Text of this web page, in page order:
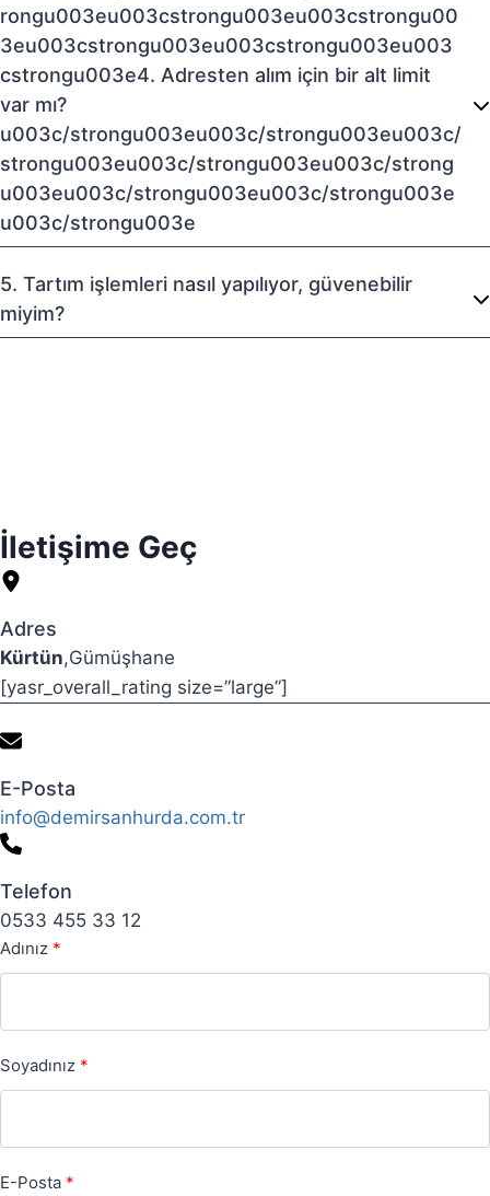
rongu003eu003cstrongu003eu003cstrongu00
3eu003cstrongu003eu003cstrongu003eu003
cstrongu003e4. Adresten alım için bir alt limit
var mı?
u003c/strongu003eu003c/strongu003eu003c/
strongu003eu003c/strongu003eu003c/strong
u003eu003c/strongu003eu003c/strongu003e
u003c/strongu003e
5. Tartım işlemleri nasıl yapılıyor, güvenebilir
miyim?
İletişime Geç
Adınız
Soyadınız
E-Posta
Adres
Kürtün,Gümüşhane
[yasr_overall_rating size=”large”]
E-Posta
info@demirsanhurda.com.tr
Telefon
0533 455 33 12